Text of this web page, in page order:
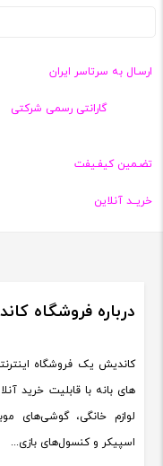
ارسـال به سرتاسر ایران
گارانتی رسمی شرکتی
تضـمین کیفـیفت
خریــد آنلاین
درباره فروشگاه
کاندیش یک فروشگاه
های بانه با قابلیت خرید
لوازم خانگی، گوشی‌های
اسپیکر و کنسول‌های بازی...